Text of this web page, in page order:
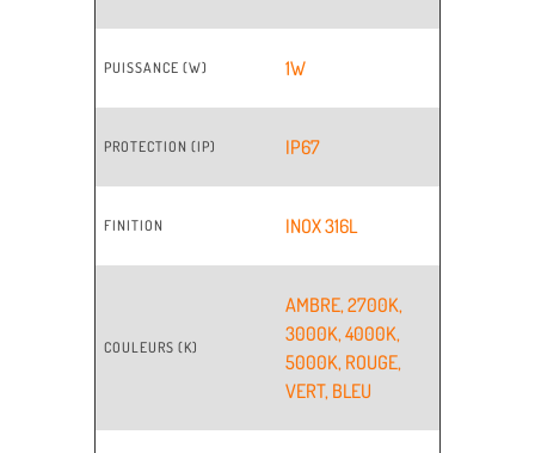
PUISSANCE (W) 1W
PROTECTION (IP) IP67
FINITION INOX 316L
COULEURS (K)
AMBRE,2700K,
3000K,4000K,
5000K, ROUGE,
VERT, BLEU